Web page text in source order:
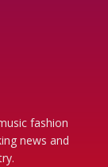
fashion
news and